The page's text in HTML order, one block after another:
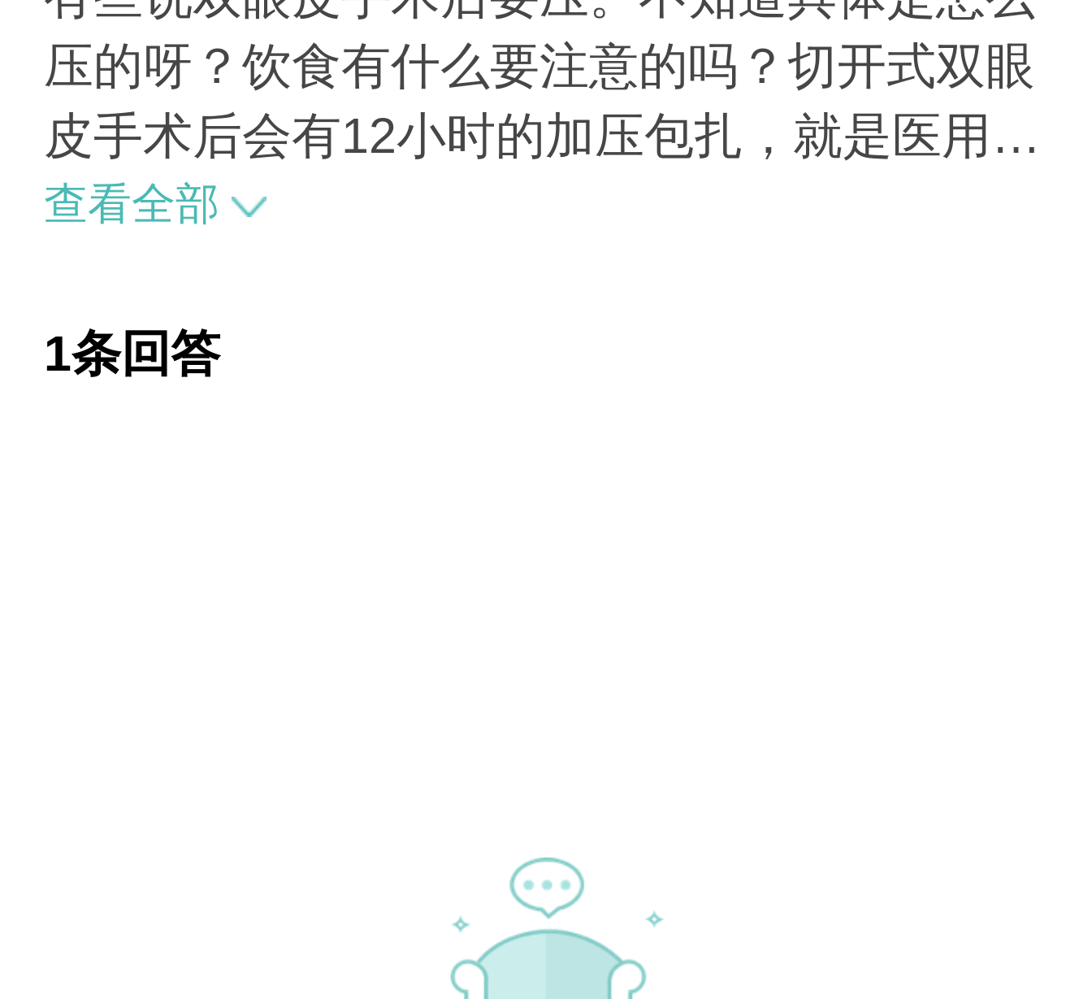
压的呀？饮食有什么要注意的吗？切开式双眼
皮手术后会有12小时的加压包扎，就是医用纱
布叠加后固定于创口处，用于防止渗血，眼球
作。第二天换药时就可摘掉。术后要忌口，戒
查看全部
1条回答